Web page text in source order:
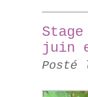
Stage
juin
Posté